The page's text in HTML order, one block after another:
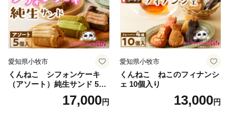
愛知県小牧市
くんねこ シフォンケーキ
（アソート）純生サンド 5個
17,000円
愛知県小牧市
くんねこ ねこのフィナンシ
ェ 10個入り
13,000円